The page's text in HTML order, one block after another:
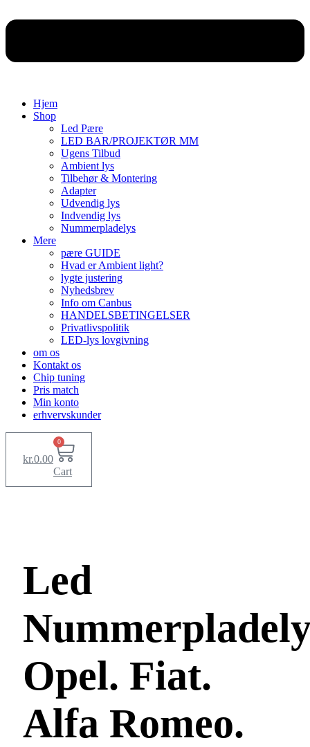
Hjem
Shop
Led Pære
LED BAR/PROJEKTØR MM
Ugens Tilbud
Ambient lys
Tilbehør & Montering
Adapter
Udvendig lys
Indvendig lys
Nummerpladelys
Mere
pære GUIDE
Hvad er Ambient light?
lygte justering
Nyhedsbrev
Info om Canbus
HANDELSBETINGELSER
Privatlivspolitik
LED-lys lovgivning
om os
Kontakt os
Chip tuning
Pris match
Min konto
erhvervskunder
kr.0.00
0
Cart
Led
Opel. Fiat.
Alfa Romeo.